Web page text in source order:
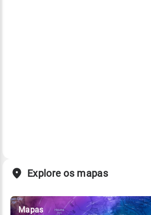
Explore os mapas
Mapas